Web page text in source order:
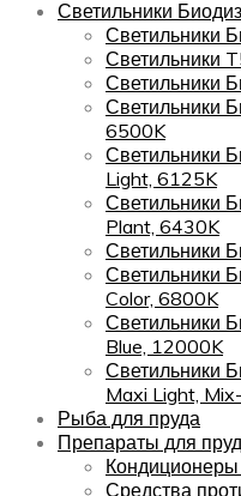
Светильники
Светильники
Светильники
Светильники
Светильники
6500K
Светильники
Light, 6125K
Светильники
Plant, 6430K
Светильники
Светильники
Color, 6800K
Светильники
Blue, 12000K
Светильники
Maxi Light,
Рыба для пруда
Препараты для
Кондиционеры
Средства